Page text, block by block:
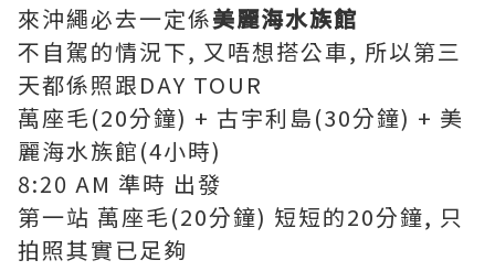
來沖繩必去一定係美麗海水族館
不自駕的情況下, 又唔想搭公車, 所以第三
天都係照跟DAY TOUR
萬座毛(20分鐘) + 古宇利島(30分鐘) + 美
麗海水族館(4小時)
8:20 AM 準時 出發
第一站 萬座毛(20分鐘) 短短的20分鐘, 只
拍照其實已足夠